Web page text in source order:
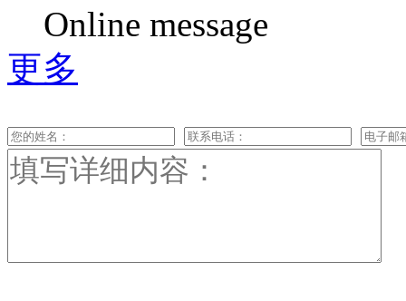
Online message
更多